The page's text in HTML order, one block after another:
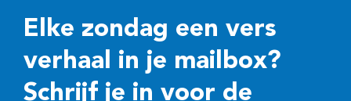
Elke zondag een vers
verhaal in je mailbox?
Schrijf je in voor de